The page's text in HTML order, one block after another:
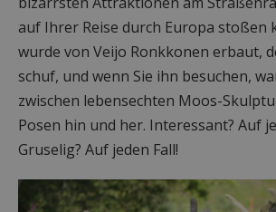
auf Ihrer Reise durch Europa stoßen
wurde von Veijo Ronkkonen erbaut,
schuf, und wenn Sie ihn besuchen,
zwischen lebensechten Moos-
Posen hin und her. Interessant? Auf
Gruselig? Auf jeden Fall!